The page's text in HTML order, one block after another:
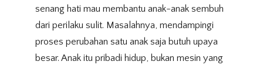
senang hati mau membantu anak-anak sembuh
dari perilaku sulit. Masalahnya, mendampingi
proses perubahan satu anak saja butuh upaya
besar. Anak itu pribadi hidup, bukan mesin yang